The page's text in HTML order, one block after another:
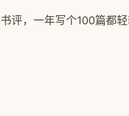
评，一年写个100篇都轻